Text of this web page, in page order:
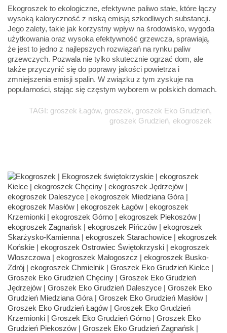
Ekogroszek to ekologiczne, efektywne paliwo stałe, które łączy
wysoką kaloryczność z niską emisją szkodliwych substancji.
Jego zalety, takie jak korzystny wpływ na środowisko, wygoda
użytkowania oraz wysoka efektywność grzewcza, sprawiają,
że jest to jedno z najlepszych rozwiązań na rynku paliw
grzewczych. Pozwala nie tylko skutecznie ogrzać dom, ale
także przyczynić się do poprawy jakości powietrza i
zmniejszenia emisji spalin. W związku z tym zyskuje na
popularności, stając się częstym wyborem w polskich domach.
TAGI: groszek Łagów, groszek, groszek Eko Grudzień,
groszek Grudzień, ekogroszek